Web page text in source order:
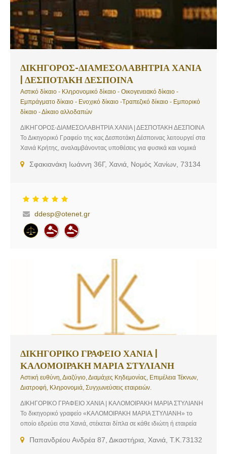
ΔΙΚΗΓΟΡΟΣ-ΔΙΑΜΕΣΟΛΑΒΗΤΡΙΑ ΧΑΝΙΑ
| ΔΕΣΠΟΤΑΚΗ ΔΕΣΠΟΙΝΑ
Αστικό δίκαιο - Κληρονομικό δίκαιο - Οικογενειακό δίκαιο -
Εμπράγματο δίκαιο - Ενοχικό δίκαιο -Τραπεζικό δίκαιο - Εμπορικό
δίκαιο - Δίκαιο αλλοδαπών
ΔΙΚΗΓΟΡΟΣ-ΔΙΑΜΕΣΟΛΑΒΗΤΡΙΑ ΧΑΝΙΑ | ΔΕΣΠΟΤΑΚΗ ΔΕΣΠΟΙΝΑ
Το Δικηγορικό Γραφείο της κας Δεσποτάκη Δέσποινας λειτουργεί στα
Χανιά Κρήτης, αναλαμβάνοντας υποθέσεις για φυσικά και νομικά
επίσης Δικηγόρο αλλά και Λογιστή που είναι εξειδικευμένοι και
ευθύνης και ποιότητας. Κυρίαρχη μέριμνα του γραφείου είναι η
αποτελεσματικότερο τρόπο. Υπηρεσίες: Αστικό δίκαιο, Κληρονομικό
δίκαιο, Οικογενειακό δίκαιο, Εμπράγματο δίκαιο, Ενοχικό δίκαιο,
Τραπεζικό δίκαιο, Εμπορικό δίκαιο, Δίκαιο αλλοδαπών, Συμβόλαια
ακινήτων, Συστάσεις – Καταστατικά, Μεταφράσεις στα Γαλλικά &
Είσπραξη Απαιτήσεων, Τροχαία ατυχήματα – Αποζημιώσεις,
Κληρονομικά θέματα, Διαζύγια – Διατροφές – Επιμέλεια παιδιών,
Υποθέσεις κτηματολογίου, Ρύθμιση οφειλών υπερχρεωμένων
Σφακιανάκη Ιωάννη 36Γ, Χανιά, Νομός Χανίων, 73134
ddesp@otenet.gr
ΔΙΚΗΓΟΡΙΚΟ ΓΡΑΦΕΙΟ ΧΑΝΙΑ |
ΚΑΛΟΜΟΙΡΑΚΗ ΜΑΡΙΑ ΣΤΥΛΙΑΝΗ
Αστική ευθύνη, Διαζύγιο, Διαμάχες Κηδεμονίας, Επιμέλεια Τέκνων,
Διατροφή, Κληρονομιά, Συγχωνεύσεις εταιρειών.
ΔΙΚΗΓΟΡΙΚΟ ΓΡΑΦΕΙΟ ΧΑΝΙΑ | ΚΑΛΟΜΟΙΡΑΚΗ ΜΑΡΙΑ ΣΤΥΛΙΑΝΗ
Το δικηγορικό γραφείο «ΚΑΛΟΜΟΙΡΑΚΗ ΜΑΡΙΑ ΣΤΥΛΙΑΝΗ» το
οποίο εδρεύει στα Χανιά, στέκεται δίπλα σε κάθε ιδιώτη ή εταιρεία
εξασφάλιση των συμφερόντων τους. Υπηρεσίες που παρέχονται…
Παπανδρέου Ανδρέα 87, Δικαστήρια, Χανιά, Τ.Κ.73132